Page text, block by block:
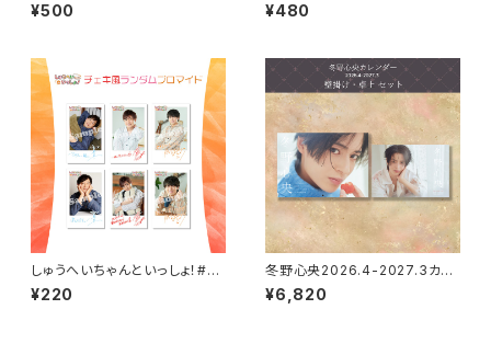
佑）
¥500 ¥480
しゅうへいちゃんといっしょ！#2
チェキ風ランダムブロマイド（全
6種）
¥220
冬野心央2026.4-2027.3カレ
ンダー（壁掛け・卓上セット）
¥6,820